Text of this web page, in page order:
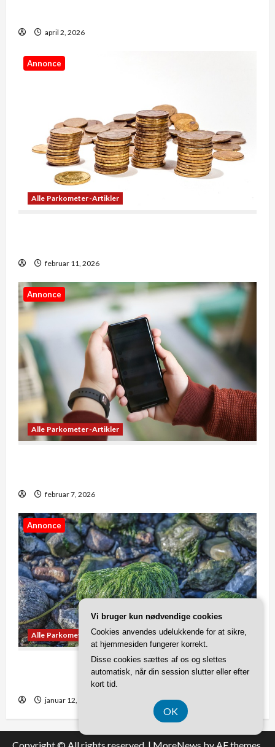
april 2, 2026
Annonce
Alle Parkometer-Artikler
februar 11, 2026
Annonce
Alle Parkometer-Artikler
februar 7, 2026
Annonce
Alle Parkometer-Artikler
Tjeklisten: Disse fejl skal du undgå, når du
januar 12, 2026
Vi bruger kun nødvendige cookies
Cookies anvendes udelukkende for at sikre,
at hjemmesiden fungerer korrekt.
Disse cookies sættes af os og slettes
automatisk, når din session slutter eller efter
kort tid.
OK